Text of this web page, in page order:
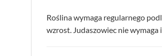
Roślina wymaga regularnego
wzrost. Judaszowiec nie